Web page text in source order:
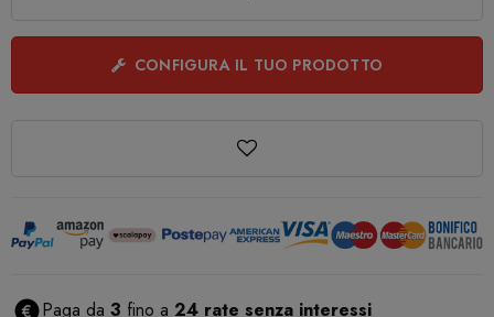
CONFIGURA IL TUO PRODOTTO
Paga da 3 fino a 24 rate senza interessi